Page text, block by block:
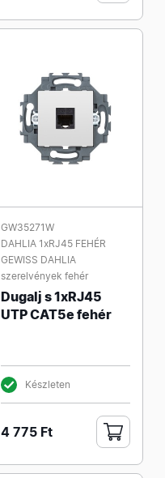
GW35271W
DAHLIA 1xRJ45 FEHÉR
GEWISS DAHLIA
szerelvények fehér
Dugalj s 1xRJ45
UTP CAT5e fehér
Készleten
4 775 Ft